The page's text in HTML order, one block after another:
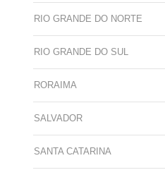
RIO GRANDE DO NORTE
RIO GRANDE DO SUL
RORAIMA
SALVADOR
SANTA CATARINA